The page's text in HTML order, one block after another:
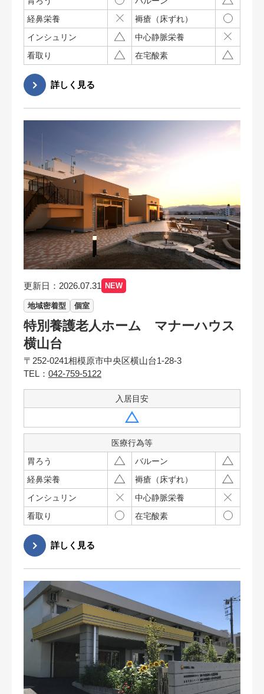
経鼻栄養
褥瘡（床ずれ）
インシュリン
中心静脈栄養
看取り
在宅酸素
更新日：2026.07.31 NEW
地域密着型 個室
特別養護老人ホーム マナーハウス
横山台
〒252-0241相模原市中央区横山台1-28-3
TEL： 042-759-5122
入居目安
医療行為等
胃ろう
バルーン
経鼻栄養
褥瘡（床ずれ）
インシュリン
中心静脈栄養
看取り
在宅酸素